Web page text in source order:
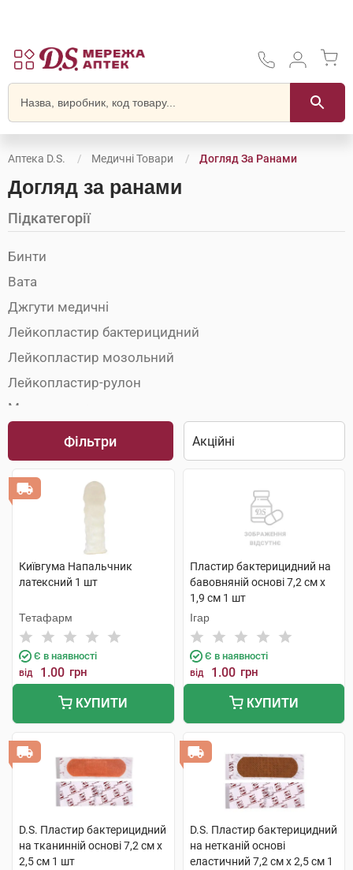
Аптека D.S. Медичні Товари Догляд За Ранами
Догляд за ранами
Підкатегорії
Бинти
Вата
Джгути медичні
Лейкопластир бактерицидний
Лейкопластир мозольний
Лейкопластир-рулон
Марля медична
Медичні пов'язки
Пакети перев'язочні
Серветки медичні
Фільтри
Київгума Напальчник
латексний 1 шт
Тетафарм
Є в наявності
від 1.00 грн
КУПИТИ
Пластир бактерицидний на
бавовняній основі 7,2 см х
1,9 см 1 шт
Ігар
Є в наявності
від 1.00 грн
КУПИТИ
D.S. Пластир бактерицидний
на тканинній основі 7,2 см х
2,5 см 1 шт
D.S. Пластир бактерицидний
на нетканій основі
еластичний 7,2 см х 2,5 см 1